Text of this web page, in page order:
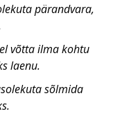
pärandvara,
võtta ilma kohtu
laenu.
sõlmida